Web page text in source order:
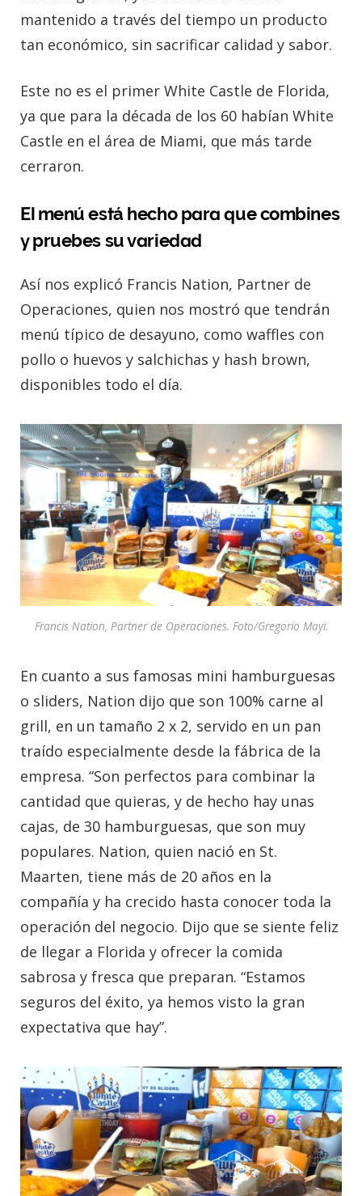
mantenido a través del tiempo un producto
tan económico, sin sacrificar calidad y sabor.
Este no es el primer White Castle de Florida,
ya que para la década de los 60 habían White
Castle en el área de Miami, que más tarde
cerraron.
El menú está hecho para que combines
y pruebes su variedad
Así nos explicó Francis Nation, Partner de
Operaciones, quien nos mostró que tendrán
menú típico de desayuno, como waffles con
pollo o huevos y salchichas y hash brown,
disponibles todo el día.
Francis Nation, Partner de Operaciones. Foto/Gregorio Mayi.
En cuanto a sus famosas mini hamburguesas
o sliders, Nation dijo que son 100% carne al
grill, en un tamaño 2 x 2, servido en un pan
traído especialmente desde la fábrica de la
empresa. “Son perfectos para combinar la
cantidad que quieras, y de hecho hay unas
cajas, de 30 hamburguesas, que son muy
populares. Nation, quien nació en St.
Maarten, tiene más de 20 años en la
compañía y ha crecido hasta conocer toda la
operación del negocio. Dijo que se siente feliz
de llegar a Florida y ofrecer la comida
sabrosa y fresca que preparan. “Estamos
seguros del éxito, ya hemos visto la gran
expectativa que hay”.